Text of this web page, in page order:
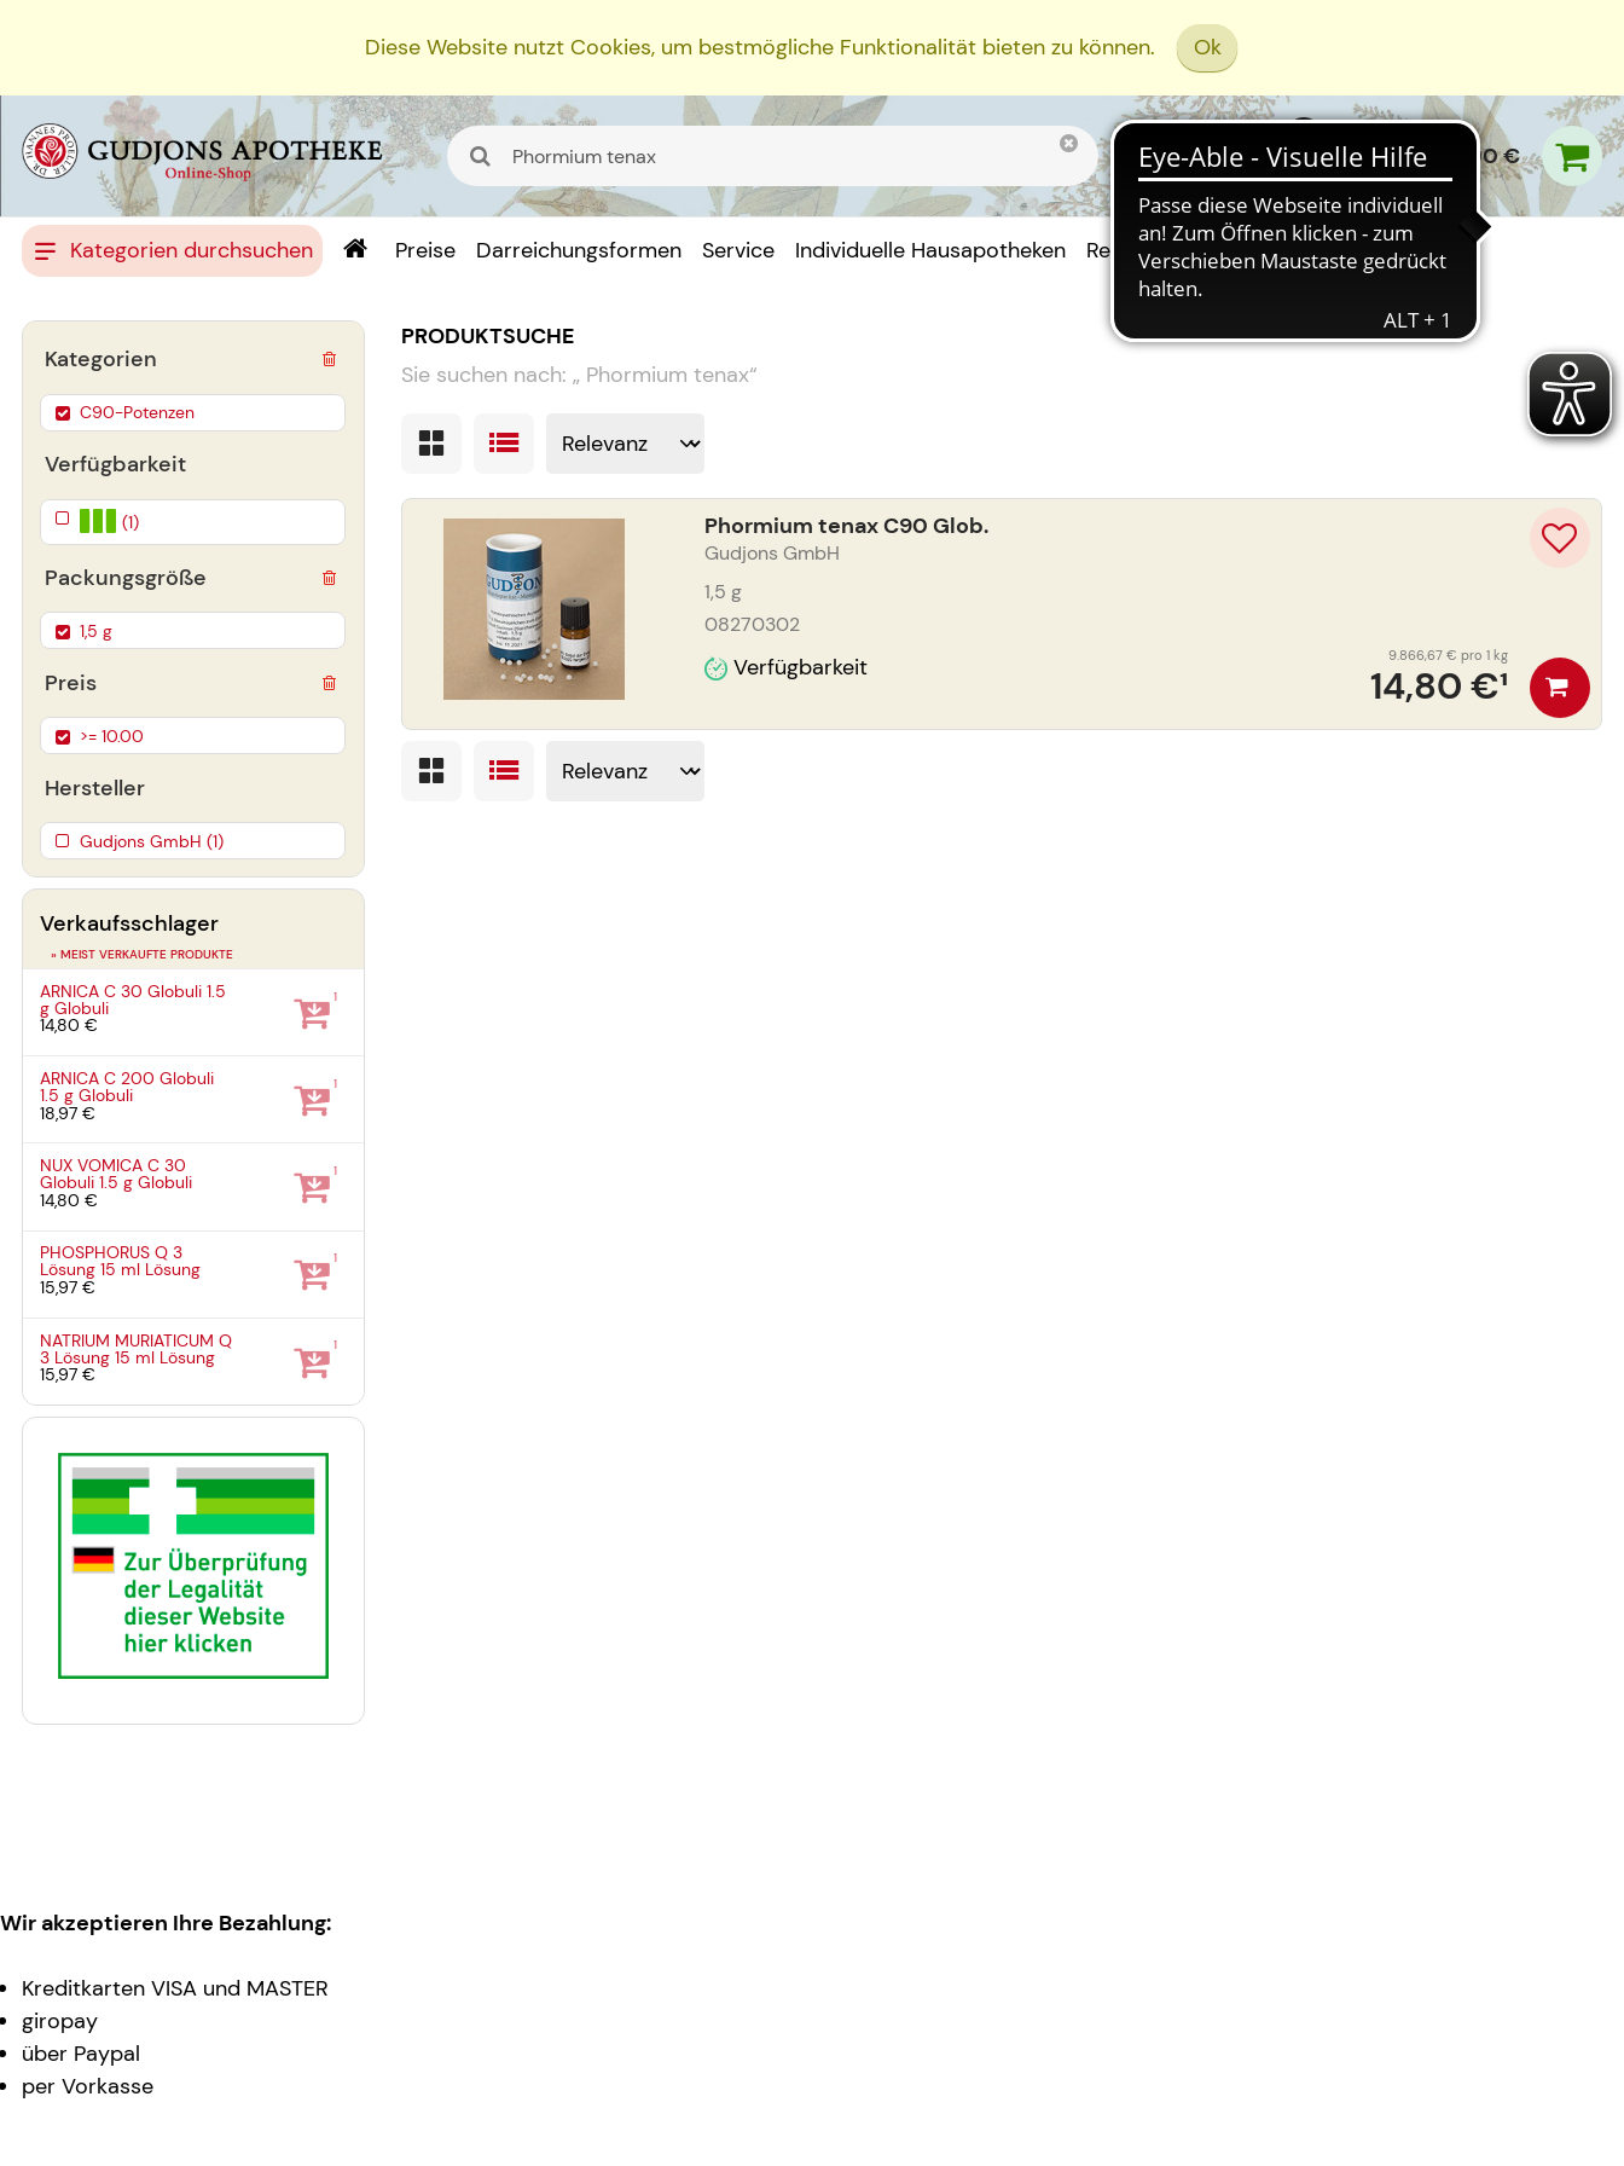
Diese Website nutzt Cookies, um bestmögliche Funktionalität bieten zu können. Ok
0,00 €
Kategorien durchsuchen Preise Darreichungsformen Service Individuelle Hausapotheken Rezept Einreichen
PRODUKTSUCHE
Sie suchen nach: „Phormium tenax“
Phormium tenax C90 Glob.
Gudjons GmbH
1,5 g
08270302
Verfügbarkeit 14,80 €¹
9.866,67 € pro 1 kg
Verfügbarkeit
(1)
Packungsgröße
1,5 g
Preis
>= 10.00
Hersteller
Gudjons GmbH (1)
Kategorien
C90-Potenzen
Verkaufsschlager
» MEIST VERKAUFTE PRODUKTE
ARNICA C 30 Globuli1.5
gGlobuli
14,80 €
1
ARNICA C 200 Globuli
1.5 gGlobuli
18,97 €
1
NUX VOMICA C 30
Globuli1.5 gGlobuli
14,80 €
1
PHOSPHORUS Q 3
Lösung15 ml Lösung
15,97 €
1
NATRIUM MURIATICUM Q
3 Lösung15 ml Lösung
15,97 €
1
Wir akzeptieren Ihre Bezahlung:
Kreditkarten VISA und MASTER
giropay
über Paypal
per Vorkasse